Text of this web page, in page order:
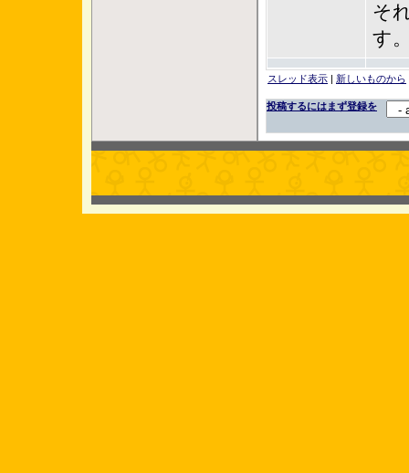
そ
す
スレッド表示 | 新しいものから
投稿するにはまず登録を